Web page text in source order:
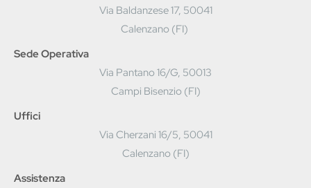
Assistenza
Via Baldanzese 17, 50041
Calenzano (FI)
Sede Operativa
Via Pantano 16/G, 50013
Campi Bisenzio (FI)
Uffici
Via Cherzani 16/5, 50041
Calenzano (FI)